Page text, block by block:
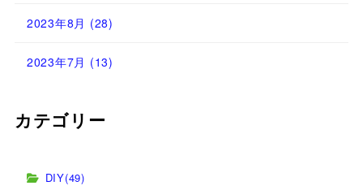
2023年8月 (28)
2023年7月 (13)
カテゴリー
DIY(49)